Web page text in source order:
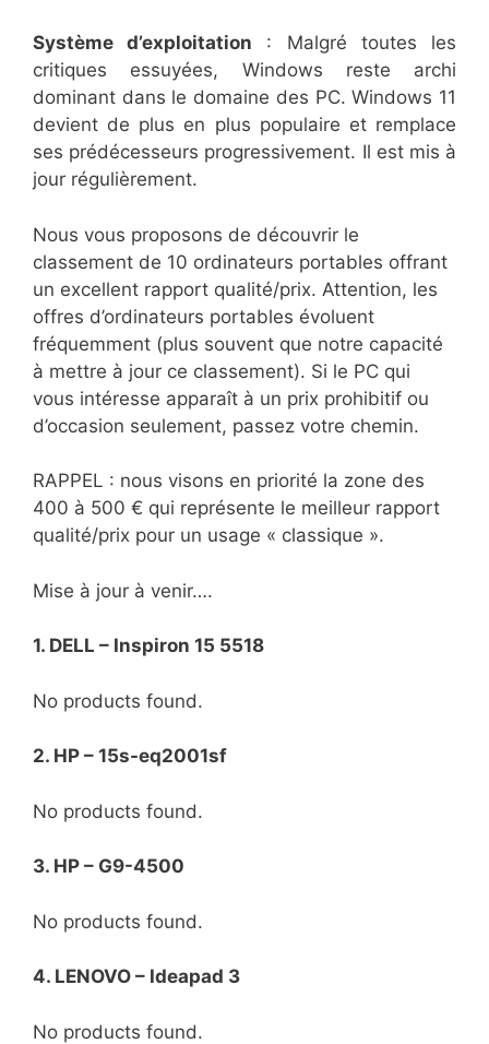
Système d’exploitation : Malgré toutes les
critiques essuyées, Windows reste archi
dominant dans le domaine des PC. Windows 11
devient de plus en plus populaire et remplace
ses prédécesseurs progressivement. Il est mis à
jour régulièrement.
Nous vous proposons de découvrir le
classement de 10 ordinateurs portables offrant
un excellent rapport qualité/prix. Attention, les
offres d’ordinateurs portables évoluent
fréquemment (plus souvent que notre capacité
à mettre à jour ce classement). Si le PC qui
vous intéresse apparaît à un prix prohibitif ou
d’occasion seulement, passez votre chemin.
RAPPEL : nous visons en priorité la zone des
400 à 500 € qui représente le meilleur rapport
qualité/prix pour un usage « classique ».
Mise à jour à venir….
1. DELL – Inspiron 15 5518
No products found.
2. HP – 15s-eq2001sf
No products found.
3. HP – G9-4500
No products found.
4. LENOVO – Ideapad 3
No products found.